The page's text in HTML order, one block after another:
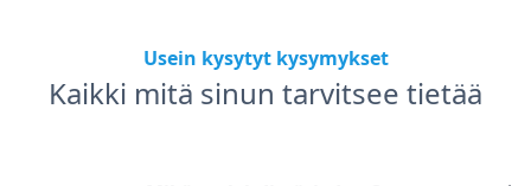
Usein kysytyt kysymykset
Kaikki mitä sinun tarvitsee tietää